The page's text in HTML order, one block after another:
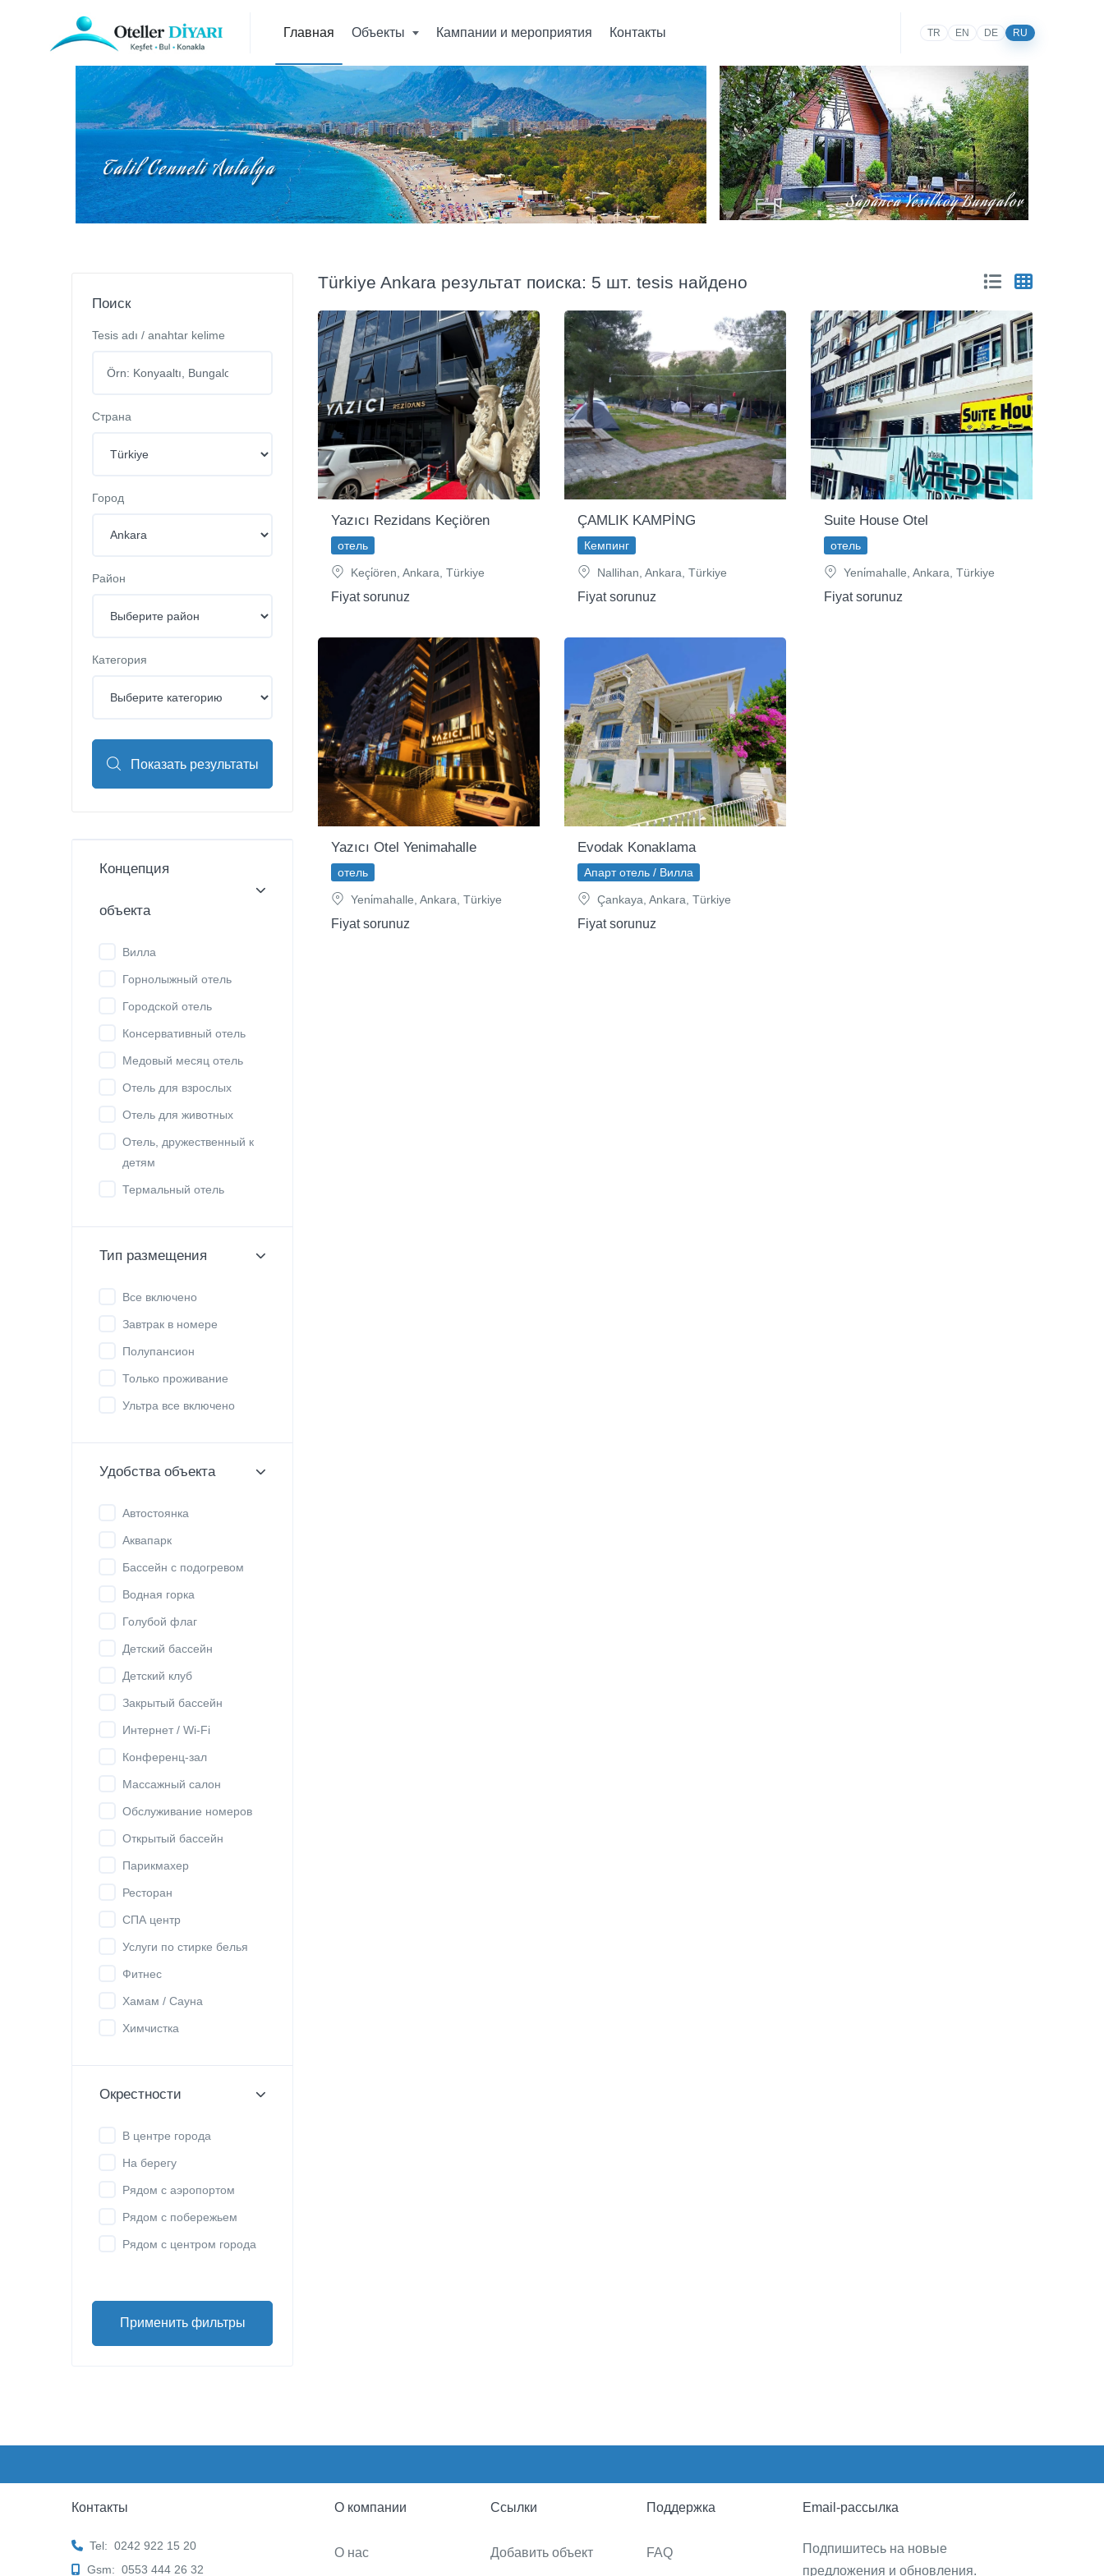
Главная Объекты Кампании и мероприятия Контакты TR EN DE RU
Поиск
Tesis adı / anahtar kelime
Страна
Город
Район
Категория
Показать результаты
Концепция
объекта
Вилла
Горнолыжный отель
Городской отель
Консервативный отель
Медовый месяц отель
Отель для взрослых
Отель для животных
Отель, дружественный к
детям
Термальный отель
Тип размещения
Все включено
Завтрак в номере
Полупансион
Только проживание
Ультра все включено
Удобства объекта
Автостоянка
Аквапарк
Бассейн с подогревом
Водная горка
Голубой флаг
Детский бассейн
Детский клуб
Закрытый бассейн
Интернет / Wi-Fi
Конференц-зал
Массажный салон
Обслуживание номеров
Открытый бассейн
Парикмахер
Ресторан
СПА центр
Услуги по стирке белья
Фитнес
Хамам / Сауна
Химчистка
Окрестности
В центре города
На берегу
Рядом с аэропортом
Рядом с побережьем
Рядом с центром города
Применить фильтры
Türkiye Ankara результат поиска: 5 шт. tesis найдено
Yazıcı Rezidans Keçiören
отель
Keçi̇ören, Ankara, Türkiye
Fiyat sorunuz
ÇAMLIK KAMPİNG
Кемпинг
Nallihan, Ankara, Türkiye
Fiyat sorunuz
Suite House Otel
отель
Yeni̇mahalle, Ankara, Türkiye
Fiyat sorunuz
Yazıcı Otel Yenimahalle
отель
Yeni̇mahalle, Ankara, Türkiye
Fiyat sorunuz
Evodak Konaklama
Апарт отель / Вилла
Çankaya, Ankara, Türkiye
Fiyat sorunuz
Контакты
Tel: 0242 922 15 20
Gsm: 0553 444 26 32
О компании
О нас
Ссылки
Добавить объект
Поддержка
FAQ
Email-рассылка
Подпишитесь на новые
предложения и обновления.